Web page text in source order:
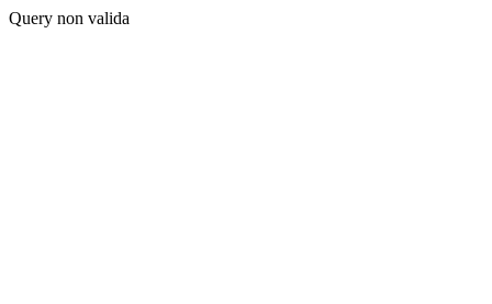
Query non valida